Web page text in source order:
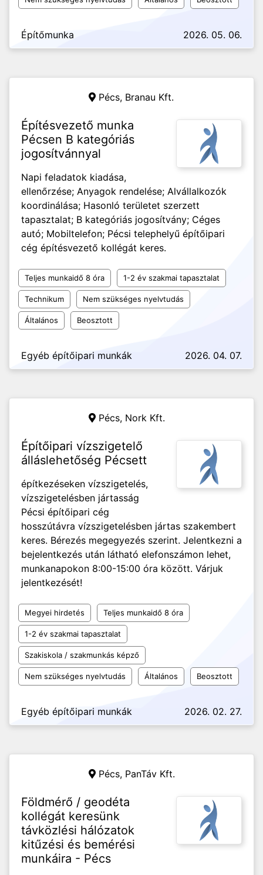
Építőmunka 2026. 05. 06.
Pécs, Branau Kft.
Építésvezető munka
Pécsen B kategóriás
jogosítvánnyal
Napi feladatok kiadása,
ellenőrzése; Anyagok rendelése; Alvállalkozók
koordinálása; Hasonló területet szerzett
tapasztalat; B kategóriás jogosítvány; Céges
autó; Mobiltelefon; Pécsi telephelyű építőipari
cég építésvezető kollégát keres.
Teljes munkaidő 8 óra 1-2 év szakmai tapasztalat
Technikum Nem szükséges nyelvtudás
Általános Beosztott
Egyéb építőipari munkák 2026. 04. 07.
Pécs, Nork Kft.
Építőipari vízszigetelő
álláslehetőség Pécsett
építkezéseken vízszigetelés,
vízszigetelésben jártasság
Pécsi építőipari cég
hosszútávra vízszigetelésben jártas szakembert
keres. Bérezés megegyezés szerint. Jelentkezni a
bejelentkezés után látható elefonszámon lehet,
munkanapokon 8:00-15:00 óra között. Várjuk
jelentkezését!
Megyei hirdetés Teljes munkaidő 8 óra
1-2 év szakmai tapasztalat
Szakiskola / szakmunkás képző
Nem szükséges nyelvtudás Általános Beosztott
Egyéb építőipari munkák 2026. 02. 27.
Pécs, PanTáv Kft.
Földmérő / geodéta
kollégát keresünk
távközlési hálózatok
kitűzési és bemérési
munkáira - Pécs